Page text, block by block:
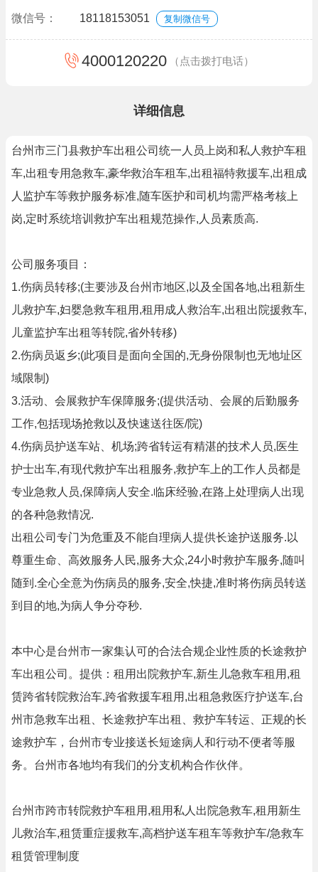
微信号： 18118153051 复制微信号
4000120220 （点击拨打电话）
详细信息
台州市三门县救护车出租公司统一人员上岗和私人救护车租
车,出租专用急救车,豪华救治车租车,出租福特救援车,出租成
人监护车等救护服务标准,随车医护和司机均需严格考核上
岗,定时系统培训救护车出租规范操作,人员素质高.
公司服务项目：
1.伤病员转移;(主要涉及台州市地区,以及全国各地,出租新生
儿救护车,妇婴急救车租用,租用成人救治车,出租出院援救车,
儿童监护车出租等转院,省外转移)
2.伤病员返乡;(此项目是面向全国的,无身份限制也无地址区
域限制)
3.活动、会展救护车保障服务;(提供活动、会展的后勤服务
工作,包括现场抢救以及快速送往医/院)
4.伤病员护送车站、机场;跨省转运有精湛的技术人员,医生
护士出车,有现代救护车出租服务,救护车上的工作人员都是
专业急救人员,保障病人安全.临床经验,在路上处理病人出现
的各种急救情况.
出租公司专门为危重及不能自理病人提供长途护送服务.以
尊重生命、高效服务人民,服务大众,24小时救护车服务,随叫
随到.全心全意为伤病员的服务,安全,快捷,准时将伤病员转送
到目的地,为病人争分夺秒.
本中心是台州市一家集认可的合法合规企业性质的长途救护
车出租公司。提供：租用出院救护车,新生儿急救车租用,租
赁跨省转院救治车,跨省救援车租用,出租急救医疗护送车,台
州市急救车出租、长途救护车出租、救护车转运、正规的长
途救护车，台州市专业接送长短途病人和行动不便者等服
务。台州市各地均有我们的分支机构合作伙伴。
台州市跨市转院救护车租用,租用私人出院急救车,租用新生
儿救治车,租赁重症援救车,高档护送车租车等救护车/急救车
租赁管理制度